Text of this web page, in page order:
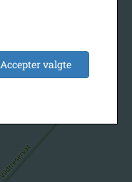
Accepter valgte